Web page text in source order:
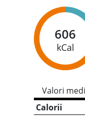
606
kCal
Valori
Calorii